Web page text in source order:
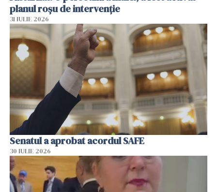
planul roșu de intervenție
31 IULIE 2026
Senatul a aprobat acordul SAFE
30 IULIE 2026